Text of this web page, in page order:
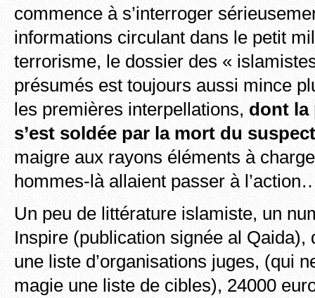
commence à s’interroger
informations circulant dans le petit
terrorisme, le dossier des «
présumés est toujours aussi mince
les premières interpellations, dont la
s’est soldée par la mort du
maigre aux rayons éléments à
hommes-là allaient passer à
Un peu de littérature islamiste, un
Inspire (publication signée al Qaida),
une liste d’organisations juges, (qui
magie une liste de cibles), 24000